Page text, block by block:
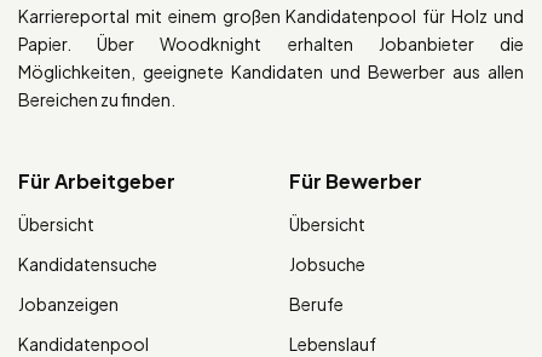
Karriereportal mit einem großen Kandidatenpool für Holz und
Papier. Über Woodknight erhalten Jobanbieter die
Möglichkeiten, geeignete Kandidaten und Bewerber aus allen
Bereichen zu finden.
Für Arbeitgeber
Übersicht
Kandidatensuche
Jobanzeigen
Kandidatenpool
Für Bewerber
Übersicht
Jobsuche
Berufe
Lebenslauf